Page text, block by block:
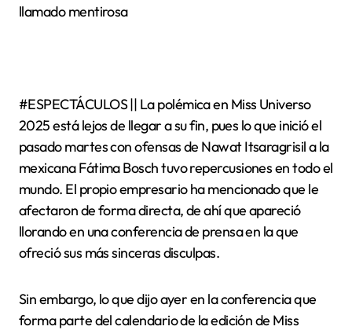
llamado mentirosa
#ESPECTÁCULOS || La polémica en Miss Universo
2025 está lejos de llegar a su fin, pues lo que inició el
pasado martes con ofensas de Nawat Itsaragrisil a la
mexicana Fátima Bosch tuvo repercusiones en todo el
mundo. El propio empresario ha mencionado que le
afectaron de forma directa, de ahí que apareció
llorando en una conferencia de prensa en la que
ofreció sus más sinceras disculpas.
Sin embargo, lo que dijo ayer en la conferencia que
forma parte del calendario de la edición de Miss